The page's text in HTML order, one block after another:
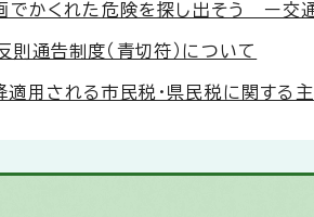
かくれた危険を探し出そう ー交
則通告制度（青切符）について
用される市民税・県民税に関する